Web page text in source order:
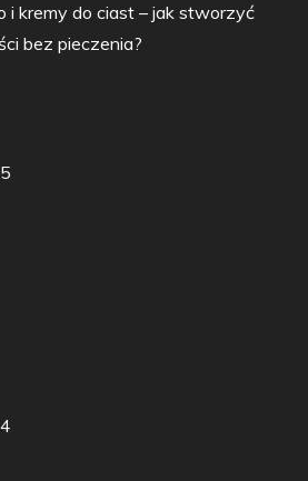
i kremy do ciast – jak stworzyć
bez pieczenia?